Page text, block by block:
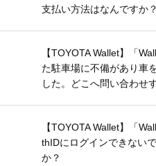
支払い方法はなんですか？
【TOYOTA Wallet】「
た駐車場に不備があり車
した。どこへ問い合わせ
【TOYOTA Wallet】「
thIDにログインできない
か？